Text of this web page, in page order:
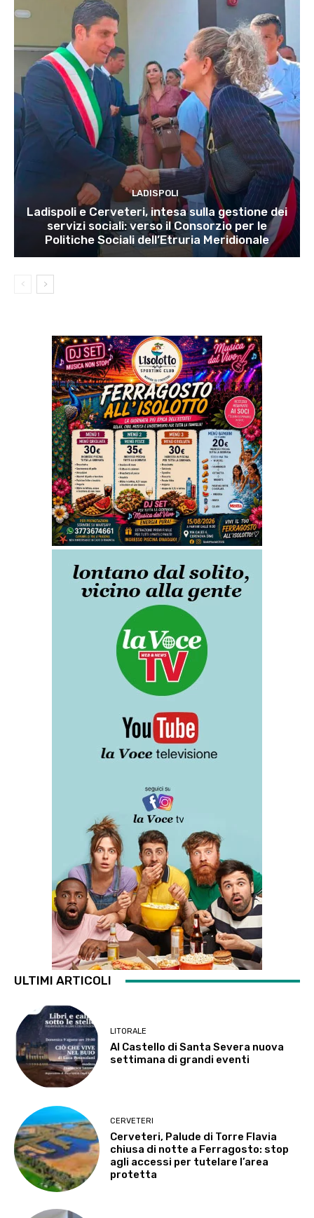
LADISPOLI
Ladispoli e Cerveteri, intesa sulla gestione dei
servizi sociali: verso il Consorzio per le
Politiche Sociali dell’Etruria Meridionale
ULTIMI ARTICOLI
LITORALE
Al Castello di Santa Severa nuova
settimana di grandi eventi
CERVETERI
Cerveteri, Palude di Torre Flavia
chiusa di notte a Ferragosto: stop
agli accessi per tutelare l’area
protetta